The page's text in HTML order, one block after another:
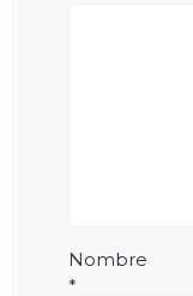
Nombre
*